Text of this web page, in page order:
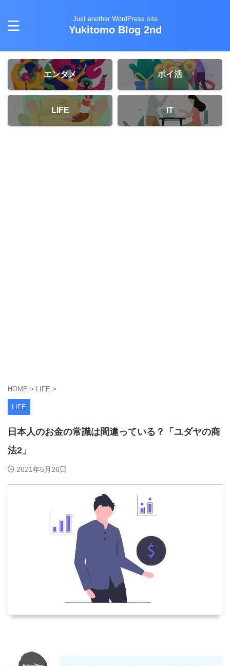
Just another WordPress site
Yukitomo Blog 2nd
エンタメ ポイ活
LIFE IT
HOME > LIFE >
LIFE
日本人のお金の常識は間違っている？「ユダヤの商
法2」
2021年5月26日